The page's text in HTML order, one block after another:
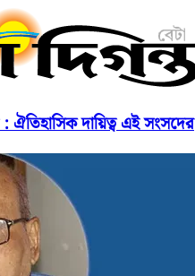
: ঐতিহাসিক দায়িত্ব এই সংসদের